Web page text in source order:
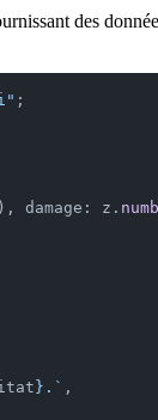
des
;
damage: z.
}.` ,